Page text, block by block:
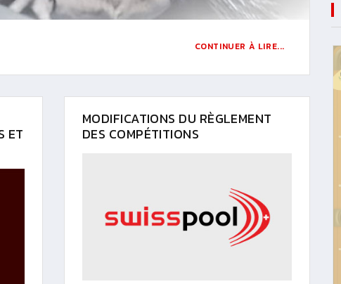
CONTINUER À LIRE...
ET
MODIFICATIONS DU RÈGLEMENT
DES COMPÉTITIONS